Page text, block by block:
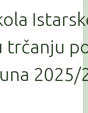
trčanju
2025/